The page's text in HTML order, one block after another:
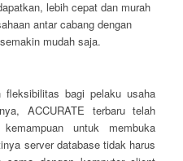
lebih cepat dan murah
antar cabang dengan
mudah saja.
fleksibilitas bagi pelaku usaha
ACCURATE terbaru telah
untuk membuka
server database tidak harus